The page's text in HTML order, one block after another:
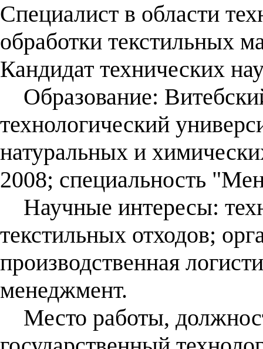
Специалист в области
обработки текстильных
Кандидат технических
Образование:
технологический
натуральных и
2008; специальность
Научные интересы:
текстильных отходов;
производственная
менеджмент.
Место работы,